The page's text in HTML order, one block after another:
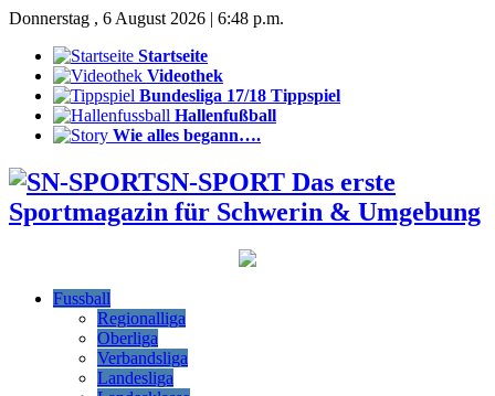
Donnerstag , 6 August 2026 | 6:48 p.m.
Startseite
Videothek
Bundesliga 17/18 Tippspiel
Hallenfußball
Wie alles begann….
SN-SPORT Das erste
Sportmagazin für Schwerin & Umgebung
Fussball
Regionalliga
Oberliga
Verbandsliga
Landesliga